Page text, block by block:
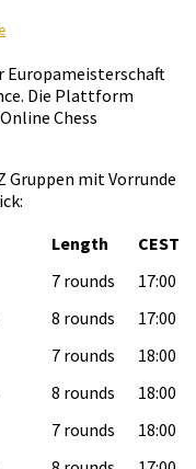
Europameisterschaft
Die Plattform
Chess
Gruppen mit Vorrunde
Length
CEST
7 rounds
17:00
8 rounds
17:00
7 rounds
18:00
8 rounds
18:00
7 rounds
18:00